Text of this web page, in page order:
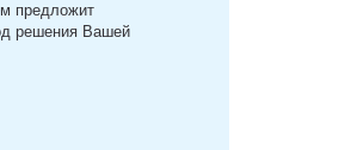
предложит
решения Вашей